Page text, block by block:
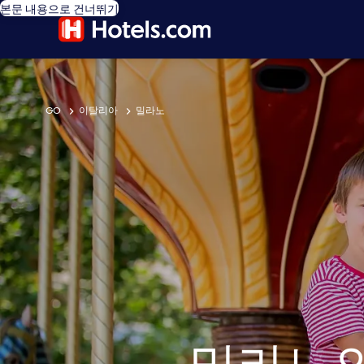
본문 내용으로 건너뛰기
GO 이탈리아 밀라노